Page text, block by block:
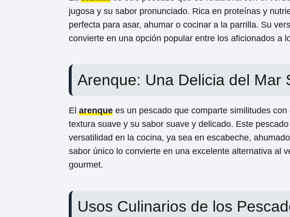
jugosa y su sabor pronunciado. Rica en proteínas y
perfecta para asar, ahumar o cocinar a la parrilla. Su
convierte en una opción popular entre los aficionados a
Arenque: Una Delicia del Mar
El arenque es un pescado que comparte similitudes
textura suave y su sabor suave y delicado. Este
versatilidad en la cocina, ya sea en escabeche,
sabor único lo convierte en una excelente alternativa al
gourmet.
Usos Culinarios de los